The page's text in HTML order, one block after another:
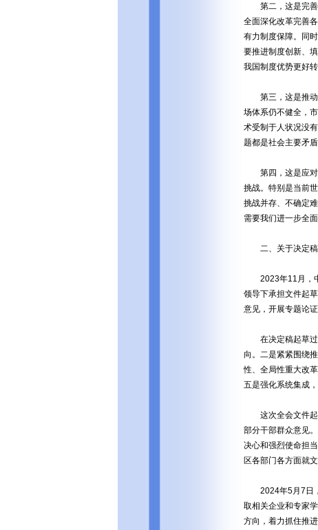
第二，这是完善
全面深化改革完善
有力制度保障。同
要推进制度创新、
我国制度优势更好
第三，这是推动
场体系仍不健全，
术受制于人状况没
题都是社会主要矛
第四，这是应对
挑战。特别是当前
挑战并存、不确定
需要我们进一步全
二、关于决定稿
2023年11月，中
领导下承担文件起
意见，开展专题论
在决定稿起草过
向。二是紧紧围绕
性、全局性重大改
五是强化系统集成
这次全会文件起
部分干部群众意见
决心和强烈使命担
区各部门各方面就
2024年5月7日，
取相关企业和专家
方向，着力抓住推